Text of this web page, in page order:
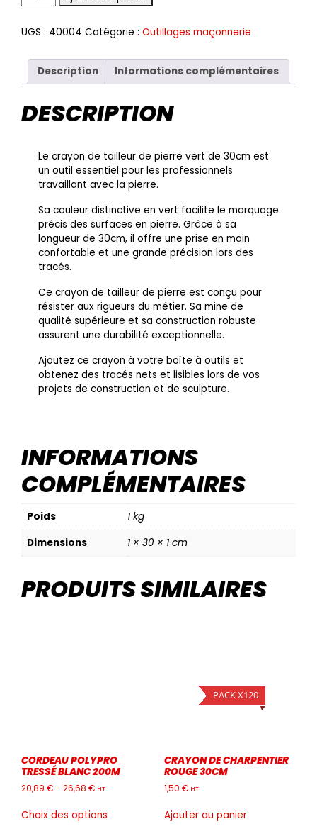
UGS : 40004 Catégorie : Outillages maçonnerie
Description Informations complémentaires
DESCRIPTION
Le crayon de tailleur de pierre vert de 30cm est
un outil essentiel pour les professionnels
travaillant avec la pierre.
Sa couleur distinctive en vert facilite le marquage
précis des surfaces en pierre. Grâce à sa
longueur de 30cm, il offre une prise en main
confortable et une grande précision lors des
tracés.
Ce crayon de tailleur de pierre est conçu pour
résister aux rigueurs du métier. Sa mine de
qualité supérieure et sa construction robuste
assurent une durabilité exceptionnelle.
Ajoutez ce crayon à votre boîte à outils et
obtenez des tracés nets et lisibles lors de vos
projets de construction et de sculpture.
INFORMATIONS
COMPLÉMENTAIRES
Poids
1 kg
Dimensions
1 × 30 × 1 cm
PRODUITS SIMILAIRES
CORDEAU POLYPRO
TRESSÉ BLANC 200M
20,89 €– 26,68 € HT
Choix des options
PACK X120
CRAYON DE CHARPENTIER
ROUGE 30CM
1,50 € HT
Ajouter au panier